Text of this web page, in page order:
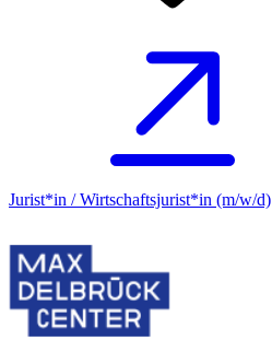
Jurist*in / Wirtschafts­jurist*in (m/w/d)